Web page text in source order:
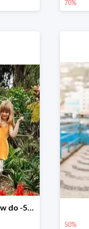
70%
Wyprzedaż ubrań i butów do -50%
50%